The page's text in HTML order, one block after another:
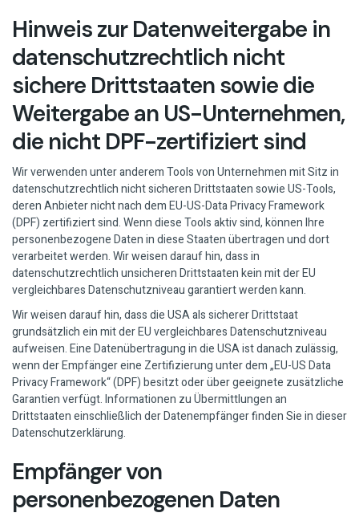
Hinweis zur Datenweitergabe in
datenschutzrechtlich nicht
sichere Drittstaaten sowie die
Weitergabe an US-Unternehmen,
die nicht DPF-zertifiziert sind
Wir verwenden unter anderem Tools von Unternehmen mit Sitz in
datenschutzrechtlich nicht sicheren Drittstaaten sowie US-Tools,
deren Anbieter nicht nach dem EU-US-Data Privacy Framework
(DPF) zertifiziert sind. Wenn diese Tools aktiv sind, können Ihre
personenbezogene Daten in diese Staaten übertragen und dort
verarbeitet werden. Wir weisen darauf hin, dass in
datenschutzrechtlich unsicheren Drittstaaten kein mit der EU
vergleichbares Datenschutzniveau garantiert werden kann.
Wir weisen darauf hin, dass die USA als sicherer Drittstaat
grundsätzlich ein mit der EU vergleichbares Datenschutzniveau
aufweisen. Eine Datenübertragung in die USA ist danach zulässig,
wenn der Empfänger eine Zertifizierung unter dem „EU-US Data
Privacy Framework“ (DPF) besitzt oder über geeignete zusätzliche
Garantien verfügt. Informationen zu Übermittlungen an
Drittstaaten einschließlich der Datenempfänger finden Sie in dieser
Datenschutzerklärung.
Empfänger von
personenbezogenen Daten